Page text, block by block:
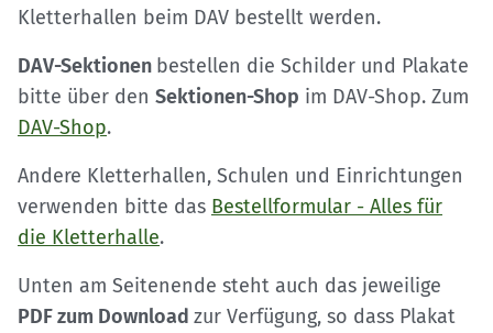
Kletterhallen beim DAV bestellt werden.
DAV-Sektionen bestellen die Schilder und Plakate
bitte über den Sektionen-Shop im DAV-Shop. Zum
DAV-Shop.
Andere Kletterhallen, Schulen und Einrichtungen
verwenden bitte das Bestellformular - Alles für
die Kletterhalle.
Unten am Seitenende steht auch das jeweilige
PDF zum Download zur Verfügung, so dass Plakat